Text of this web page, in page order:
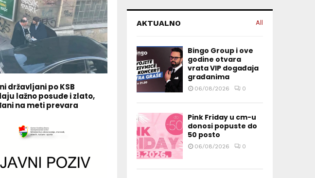
državljani po KSB
lažno posuđe i zlato,
na meti prevara
AKTUALNO All
Bingo Group i ove
godine otvara
vrata VIP događaja
građanima
06/08/2026 0
Pink Friday u cm-u
donosi popuste do
50 posto
06/08/2026 0